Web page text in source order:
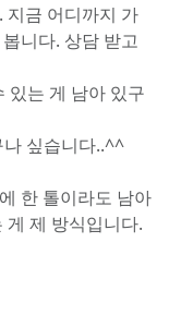
지금 어디까지 가
니다. 상담 받고
있는 게 남아 있구
나 싶습니다..^^
한 톨이라도 남아
게 제 방식입니다.